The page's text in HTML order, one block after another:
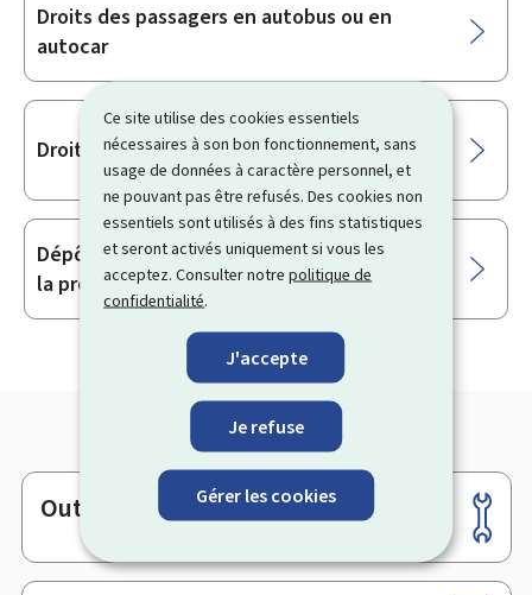
Ce site utilise des cookies essentiels
nécessaires à son bon fonctionnement, sans
usage de données à caractère personnel, et
ne pouvant pas être refusés. Des cookies non
essentiels sont utilisés à des fins statistiques
et seront activés uniquement si vous les
acceptez. Consulter notrepolitique de
confidentialité.
J'accepte
Je refuse
Gérer les cookies
Droits des passagers en autobus ou en
autocar
Droits des passagers en bateau
Dépôt de plainte auprès de la Direction de
la protection des consommateurs
Pied
de
page
Outils